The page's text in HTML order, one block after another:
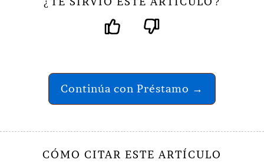
Continúa con Préstamo →
CÓMO CITAR ESTE ARTÍCULO